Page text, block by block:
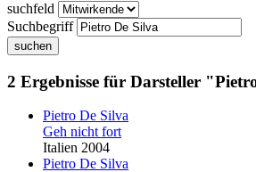
suchfeld
Suchbegriff
suchen
2 Ergebnisse für Darsteller
Pietro De Silva
Geh nicht fort
Italien 2004
Pietro De Silva